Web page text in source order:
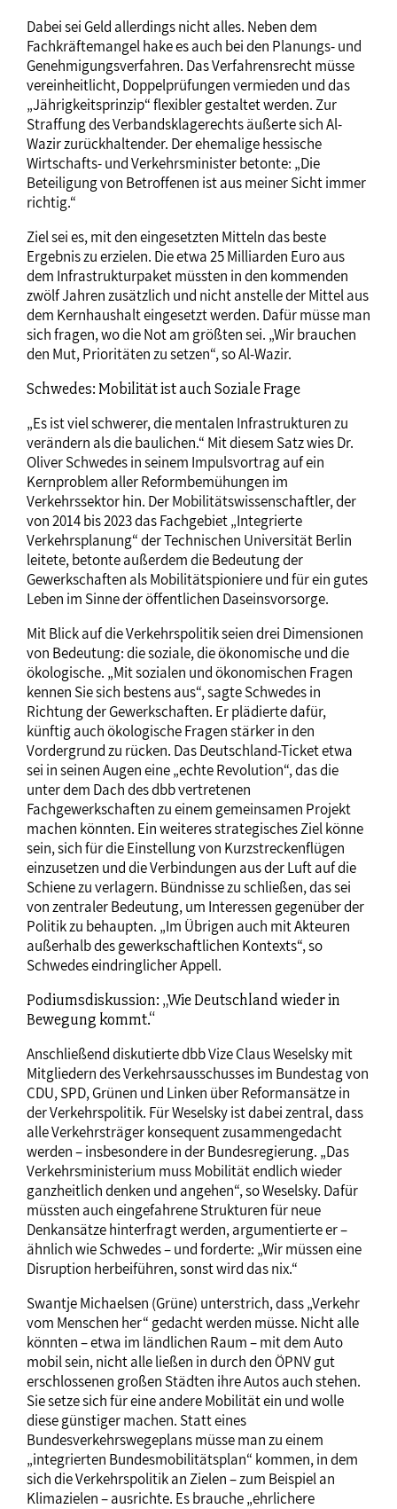
Dabei sei Geld allerdings nicht alles. Neben dem
Fachkräftemangel hake es auch bei den Planungs- und
Genehmigungsverfahren. Das Verfahrensrecht müsse
vereinheitlicht, Doppelprüfungen vermieden und das
„Jährigkeitsprinzip“ flexibler gestaltet werden. Zur
Straffung des Verbandsklagerechts äußerte sich Al-
Wazir zurückhaltender. Der ehemalige hessische
Wirtschafts- und Verkehrsminister betonte: „Die
Beteiligung von Betroffenen ist aus meiner Sicht immer
richtig.“
Ziel sei es, mit den eingesetzten Mitteln das beste
Ergebnis zu erzielen. Die etwa 25 Milliarden Euro aus
dem Infrastrukturpaket müssten in den kommenden
zwölf Jahren zusätzlich und nicht anstelle der Mittel aus
dem Kernhaushalt eingesetzt werden. Dafür müsse man
sich fragen, wo die Not am größten sei. „Wir brauchen
den Mut, Prioritäten zu setzen“, so Al-Wazir.
Schwedes: Mobilität ist auch Soziale Frage
„Es ist viel schwerer, die mentalen Infrastrukturen zu
verändern als die baulichen.“ Mit diesem Satz wies Dr.
Oliver Schwedes in seinem Impulsvortrag auf ein
Kernproblem aller Reformbemühungen im
Verkehrssektor hin. Der Mobilitätswissenschaftler, der
von 2014 bis 2023 das Fachgebiet „Integrierte
Verkehrsplanung“ der Technischen Universität Berlin
leitete, betonte außerdem die Bedeutung der
Gewerkschaften als Mobilitätspioniere und für ein gutes
Leben im Sinne der öffentlichen Daseinsvorsorge.
Mit Blick auf die Verkehrspolitik seien drei Dimensionen
von Bedeutung: die soziale, die ökonomische und die
ökologische. „Mit sozialen und ökonomischen Fragen
kennen Sie sich bestens aus“, sagte Schwedes in
Richtung der Gewerkschaften. Er plädierte dafür,
künftig auch ökologische Fragen stärker in den
Vordergrund zu rücken. Das Deutschland-Ticket etwa
sei in seinen Augen eine „echte Revolution“, das die
unter dem Dach des dbb vertretenen
Fachgewerkschaften zu einem gemeinsamen Projekt
machen könnten. Ein weiteres strategisches Ziel könne
sein, sich für die Einstellung von Kurzstreckenflügen
einzusetzen und die Verbindungen aus der Luft auf die
Schiene zu verlagern. Bündnisse zu schließen, das sei
von zentraler Bedeutung, um Interessen gegenüber der
Politik zu behaupten. „Im Übrigen auch mit Akteuren
außerhalb des gewerkschaftlichen Kontexts“, so
Schwedes eindringlicher Appell.
Podiumsdiskussion: „Wie Deutschland wieder in
Bewegung kommt.“
Anschließend diskutierte dbb Vize Claus Weselsky mit
Mitgliedern des Verkehrsausschusses im Bundestag von
CDU, SPD, Grünen und Linken über Reformansätze in
der Verkehrspolitik. Für Weselsky ist dabei zentral, dass
alle Verkehrsträger konsequent zusammengedacht
werden – insbesondere in der Bundesregierung. „Das
Verkehrsministerium muss Mobilität endlich wieder
ganzheitlich denken und angehen“, so Weselsky. Dafür
müssten auch eingefahrene Strukturen für neue
Denkansätze hinterfragt werden, argumentierte er –
ähnlich wie Schwedes – und forderte: „Wir müssen eine
Disruption herbeiführen, sonst wird das nix.“
Swantje Michaelsen (Grüne) unterstrich, dass „Verkehr
vom Menschen her“ gedacht werden müsse. Nicht alle
könnten – etwa im ländlichen Raum – mit dem Auto
mobil sein, nicht alle ließen in durch den ÖPNV gut
erschlossenen großen Städten ihre Autos auch stehen.
Sie setze sich für eine andere Mobilität ein und wolle
diese günstiger machen. Statt eines
Bundesverkehrswegeplans müsse man zu einem
„integrierten Bundesmobilitätsplan“ kommen, in dem
sich die Verkehrspolitik an Zielen – zum Beispiel an
Klimazielen – ausrichte. Es brauche „ehrlichere